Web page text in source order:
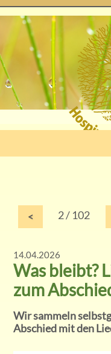
< 2 / 102
14.04.2026
Was bleibt?
zum
Wir sammeln
Abschied mit den